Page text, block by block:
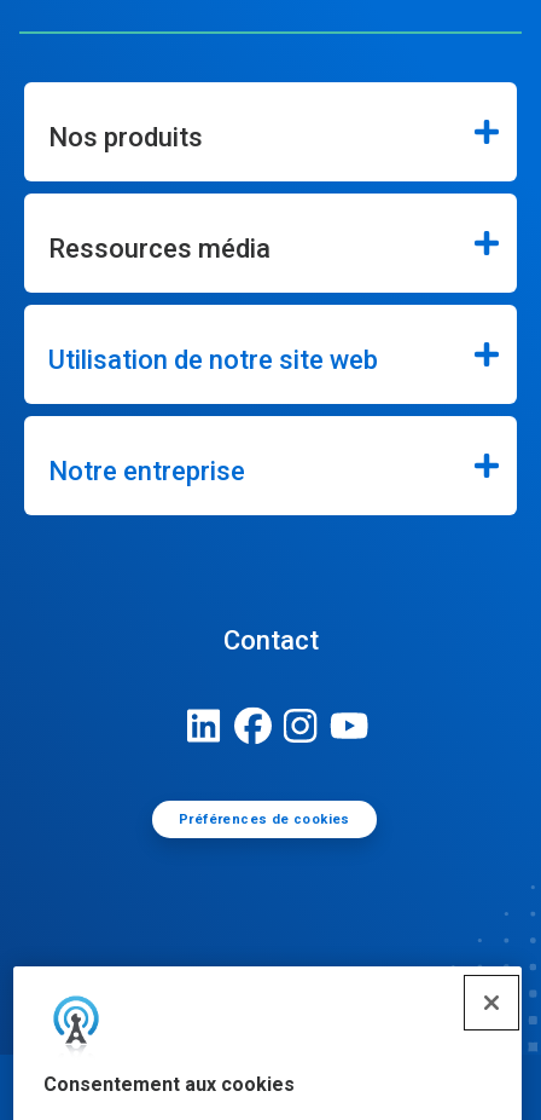
Consentement aux cookies
Nos produits
Ressources média
Utilisation de notre site web
Notre entreprise
Contact
Préférences de cookies